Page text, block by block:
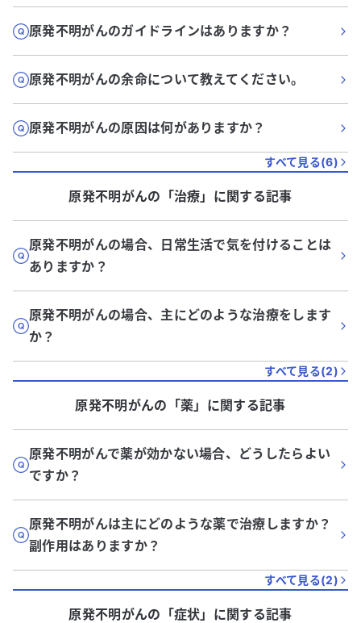
原発不明がんのガイドラインはありますか？
原発不明がんの余命について教えてください。
原発不明がんの原因は何がありますか？
すべて見る(6)
原発不明がんの「治療」に関する記事
原発不明がんの場合、日常生活で気を付けることは
ありますか？
原発不明がんの場合、主にどのような治療をします
か？
すべて見る(2)
原発不明がんの「薬」に関する記事
原発不明がんで薬が効かない場合、どうしたらよい
ですか？
原発不明がんは主にどのような薬で治療しますか？
副作用はありますか？
すべて見る(2)
原発不明がんの「症状」に関する記事